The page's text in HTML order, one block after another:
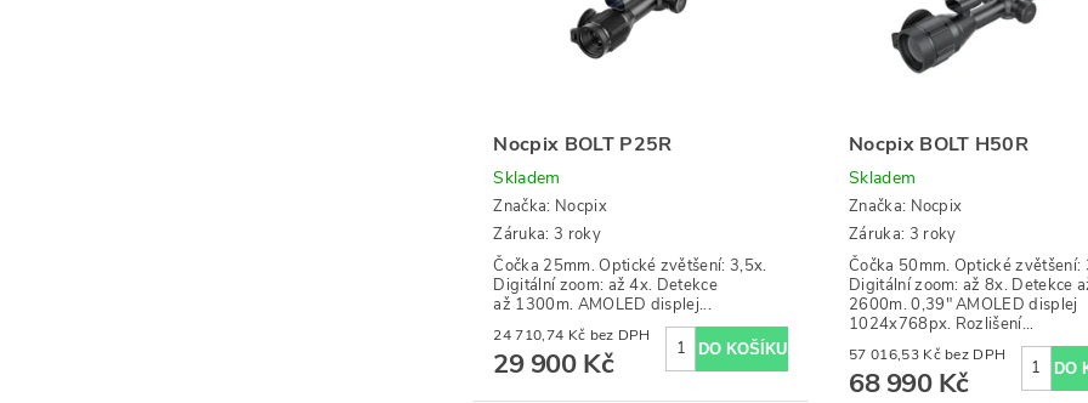
Nocpix BOLT P25R
Skladem
Značka: Nocpix
Záruka: 3 roky
Čočka 25mm. Optické zvětšení: 3,5x.
Digitální zoom: až 4x. Detekce
až 1300m. AMOLED displej...
24 710,74 Kč bez DPH
29 900 Kč
Nocpix BOLT H50R
Skladem
Značka: Nocpix
Záruka: 3 roky
Čočka 50mm. Optické zvětšení:
Digitální zoom: až 8x. Detekce
2600m. 0,39" AMOLED displej
1024x768px. Rozlišení...
57 016,53 Kč bez DPH
68 990 Kč